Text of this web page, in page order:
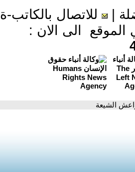
للاتصال بالكاتب-ة
الى الان :
الشيعة